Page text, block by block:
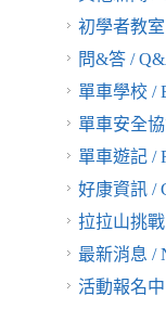
初學者教室
問&答 /
單車學校 /
單車安全
單車遊記 /
好康資訊 /
拉拉山挑戰
最新消息 /
活動報名中